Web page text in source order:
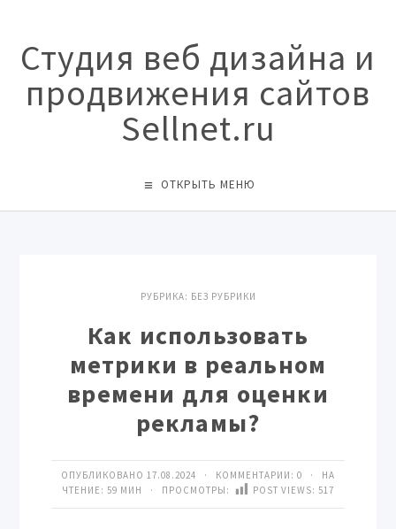
Студия веб дизайна и
продвижения сайтов
Sellnet.ru
ОТКРЫТЬ МЕНЮ
РУБРИКА: БЕЗ РУБРИКИ
Как использовать
метрики в реальном
времени для оценки
рекламы?
ОПУБЛИКОВАНО 17.08.2024 · КОММЕНТАРИИ: 0 · НА
ЧТЕНИЕ: 59 МИН · ПРОСМОТРЫ:
POST VIEWS: 517